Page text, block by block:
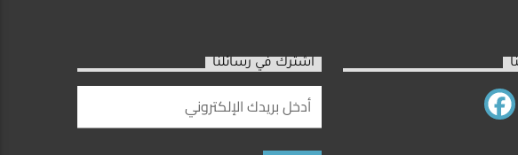
اشترك في رسائلنا